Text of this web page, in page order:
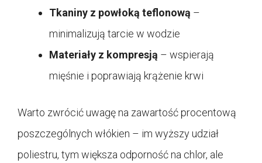
Tkaniny z powłoką teflonową –
minimalizują tarcie w wodzie
Materiały z kompresją – wspierają
mięśnie i poprawiają krążenie krwi
Warto zwrócić uwagę na zawartość procentową
poszczególnych włókien – im wyższy udział
poliestru, tym większa odporność na chlor, ale